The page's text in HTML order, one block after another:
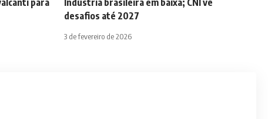
para
Indústria brasileira em baixa; CNI vê
desafios até 2027
3 de fevereiro de 2026